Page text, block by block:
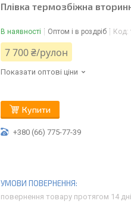
Плівка термозбіжна
В наявності Оптом і в роздріб Код:
7 700 ₴/рулон
Показати оптові ціни
Купити
+380 (66) 775-77-39
повернення товару протягом 14